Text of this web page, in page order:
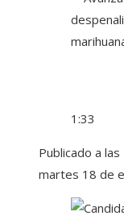
1:33
Publicado a
martes 18 de